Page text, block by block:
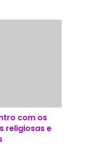
com os
religiosas e